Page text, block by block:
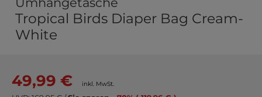
Tropical Birds Diaper Bag Cream-
White
49,99 € inkl. MwSt.